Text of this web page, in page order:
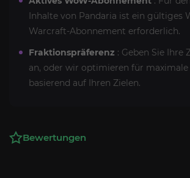
Inhalte von Pandaria ist ein gültiges
Warcraft-Abonnement erforderlich.
Fraktionspräferenz : Geben Sie Ihre
an, oder wir optimieren für
basierend auf Ihren Zielen.
Bewertungen